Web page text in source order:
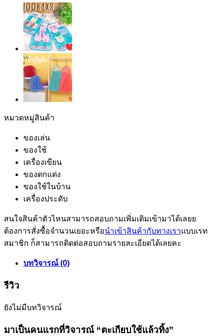
หมวดหมู่สินค้า
ของเล่น
ของใช้
เครื่องเขียน
ของตกแต่ง
ของใช้ในบ้าน
เครื่องประดับ
สนใจสินค้าตัวไหนสามารถสอบถามเพิ่มเติมเข้ามาได้เลยย
ต้องการสั่งซื้อจำนวนเยอะหรือนำเข้าสินค้ากับทางเราแบบเรท
สมาชิก ก็สามารถติดต่อสอบถามรายละเอียดได้เลยคะ
บทวิจารณ์ (0)
รีวิว
ยังไม่มีบทวิจารณ์
มาเป็นคนแรกที่วิจารณ์ “ตะเกียบใช้แล้วทิ้ง”